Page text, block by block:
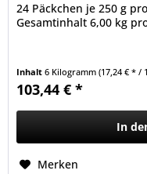
24 Päckchen je 250 g
Gesamtinhalt 6,00 kg
Inhalt6 Kilogramm(17,24 € * /
103,44 € *
In
Merken